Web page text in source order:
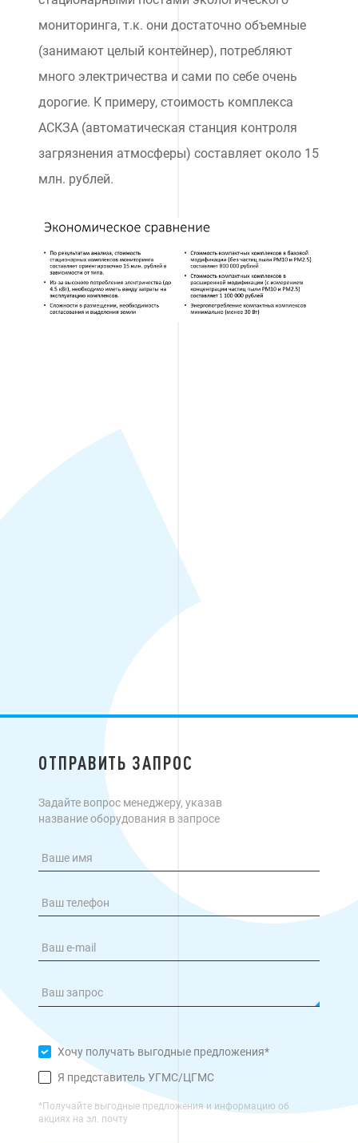
мониторинга, т.к. они достаточно объемные
(занимают целый контейнер), потребляют
много электричества и сами по себе очень
дорогие. К примеру, стоимость комплекса
АСКЗА (автоматическая станция контроля
загрязнения атмосферы) составляет около 15
млн. рублей.
ОТПРАВИТЬ ЗАПРОС
Задайте вопрос менеджеру, указав
название оборудования в запросе
Хочу получать выгодные предложения*
Я представитель УГМС/ЦГМС
*Получайте выгодные предложения и информацию об
акциях на эл. почту